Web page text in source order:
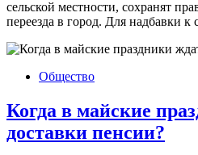
сельской местности, сохранят
переезда в город. Для надбавки
Общество
Когда в майские
доставки пенсии?